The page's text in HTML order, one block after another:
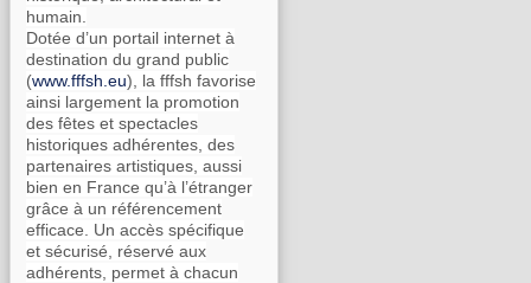
humain.
Dotée d’un portail internet à
destination du grand public
(www.fffsh.eu), la fffsh favorise
ainsi largement la promotion
des fêtes et spectacles
historiques adhérentes, des
partenaires artistiques, aussi
bien en France qu’à l’étranger
grâce à un référencement
efficace. Un accès spécifique
et sécurisé, réservé aux
adhérents, permet à chacun